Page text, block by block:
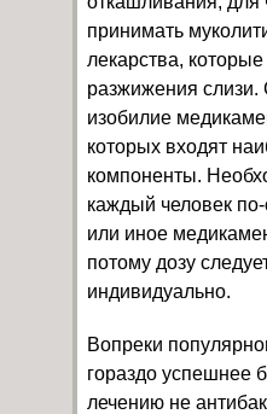
принимать
лекарства,
разжижения слизи.
изобилие
которых входят
компоненты.
каждый человек
или иное
потому дозу
индивидуально.
Вопреки
гораздо успешнее
лечению не